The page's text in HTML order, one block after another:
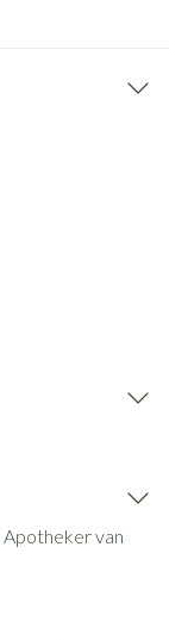
Apotheker van